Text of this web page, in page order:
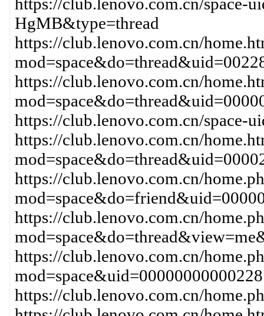
HgMB&type=thread
https://club.lenovo.com.cn/
https://club.lenovo.com.cn/
https://club.lenovo.com.cn/space-
https://club.lenovo.com.cn/
https://club.lenovo.com.cn/
https://club.lenovo.com.cn/
https://club.lenovo.com.cn/
https://club.lenovo.com.cn/